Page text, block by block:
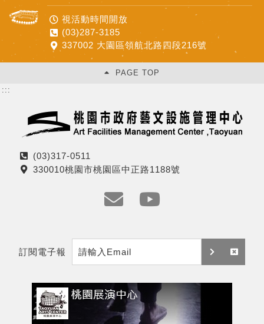
視活動時間開放
(03)287-3185
337002 大園區領航北路四段216號
PAGE TOP
:::
電
話
(03)317-0511
地
330010桃園市桃園區中正路1188號
m
a
i
l
t
訂閱電子報
訂 取